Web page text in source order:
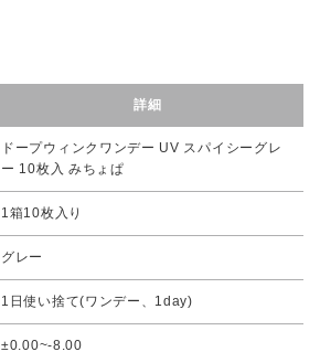
詳細
ドープウィンクワンデー UV スパイシーグレ
ー 10枚入 みちょぱ
1箱10枚入り
グレー
1日使い捨て(ワンデー、1day)
±0.00~-8.00